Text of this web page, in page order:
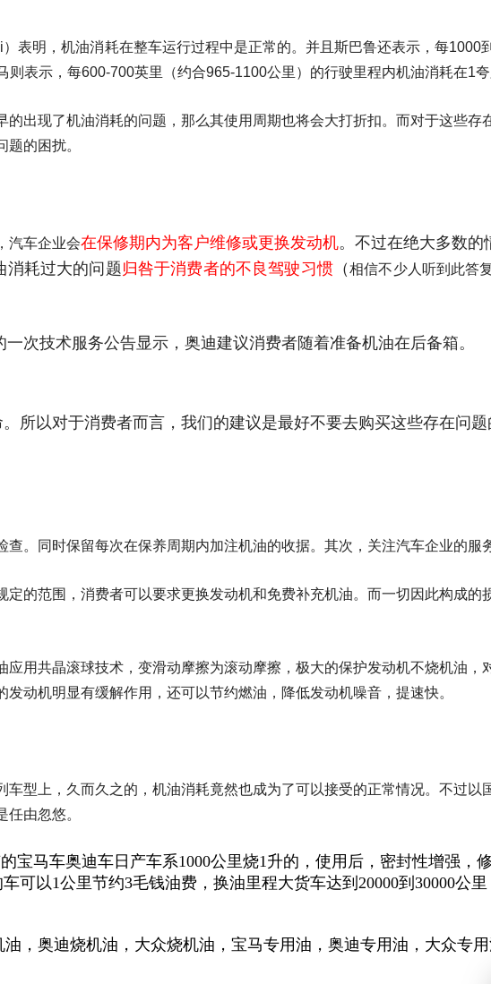
表明，机油消耗在整车运行过程中是正常的。并且斯巴鲁还表示，每1000
表示，每600-700英里（约合965-1100公里）的行驶里程内机油消耗在1夸
出现了机油消耗的问题，那么其使用周期也将会大打折扣。而对于这些存
的困扰。
汽车企业会在保修期内为客户维修或更换发动机。不过在绝大多数
消耗过大的问题归咎于消费者的不良驾驶习惯（相信不少人听到此答
次技术服务公告显示，奥迪建议消费者随着准备机油在后备箱。
所以对于消费者而言，我们的建议是最好不要去购买这些存在问
。同时保留每次在保养周期内加注机油的收据。其次，关注汽车企业的服
的范围，消费者可以要求更换发动机和免费补充机油。而一切因此构成的
用共晶滚球技术，变滑动摩擦为滚动摩擦，极大的保护发动机不烧机油，
动机明显有缓解作用，还可以节约燃油，降低发动机噪音，提速快。
型上，久而久之的，机油消耗竟然也成为了可以接受的正常情况。不过以
由忽悠。
宝马车奥迪车日产车系1000公里烧1升的，使用后，密封性增强，
以1公里节约3毛钱油费，换油里程大货车达到20000到30000公里
，奥迪烧机油，大众烧机油，宝马专用油，奥迪专用油，大众专